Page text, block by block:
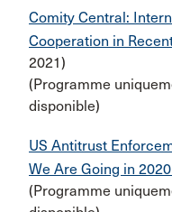
Comity Central:
Cooperation in
2021)
(Programme
disponible)
US Antitrust
We Are Going in 2020
(Programme